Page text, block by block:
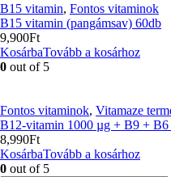
B15 vitamin, Fontos vitaminok
B15 vitamin (pangámsav) 60db
9,900Ft
KosárbaTovább a kosárhoz
0 out of 5
Fontos vitaminok, Vitamaze
B12-vitamin 1000 µg + B9 + B6
8,990Ft
KosárbaTovább a kosárhoz
0 out of 5